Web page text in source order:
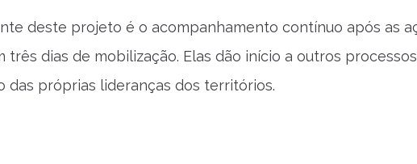
deste projeto é o acompanhamento contínuo após as
três dias de mobilização. Elas dão início a outros
das próprias lideranças dos territórios.